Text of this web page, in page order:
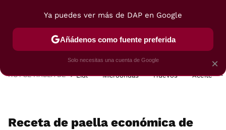
POSTRES VIAJES SELECCIÓN VEGUI
HOY SE HABLA DE Lidl Microondas Huevos Aceite
Receta de paella económica de
×
Ya puedes ver más de DAP en Google
Añádenos como fuente preferida
Solo necesitas una cuenta de Google